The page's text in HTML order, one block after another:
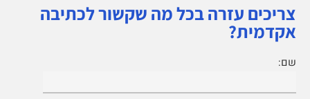
צריכים עזרה בכל מה שקשור לכתיבה
אקדמית?
שם: